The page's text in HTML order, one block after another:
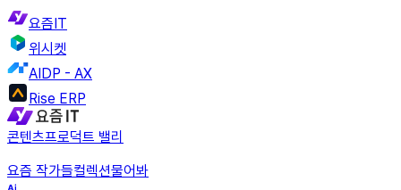
요즘IT
위시켓
AIDP - AX
Rise ERP
콘텐츠프로덕트 밸리
요즘 작가들컬렉션물어봐